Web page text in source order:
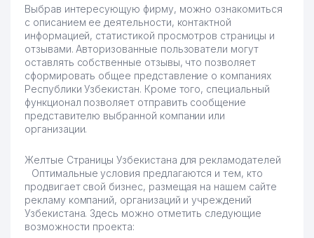
Выбрав интересующую фирму, можно ознакомиться
с описанием ее деятельности, контактной
информацией, статистикой просмотров страницы и
отзывами. Авторизованные пользователи могут
оставлять собственные отзывы, что позволяет
сформировать общее представление о компаниях
Республики Узбекистан. Кроме того, специальный
функционал позволяет отправить сообщение
представителю выбранной компании или
организации.
Желтые Страницы Узбекистана для рекламодателей
Оптимальные условия предлагаются и тем, кто
продвигает свой бизнес, размещая на нашем сайте
рекламу компаний, организаций и учреждений
Узбекистана. Здесь можно отметить следующие
возможности проекта: